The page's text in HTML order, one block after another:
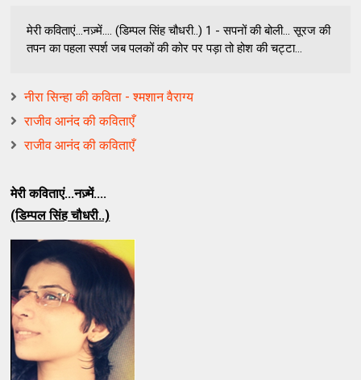
मेरी कविताएं...नज़्में.... (डिम्पल सिंह चौधरी..) 1 - सपनों की बोली... सूरज की
तपन का पहला स्पर्श जब पलकों की कोर पर पड़ा तो होश की चट्टा...
नीरा सिन्हा की कविता - श्मशान वैराग्य
राजीव आनंद की कविताएँ
राजीव आनंद की कविताएँ
मेरी कविताएं...नज़्में....
(डिम्पल सिंह चौधरी..)